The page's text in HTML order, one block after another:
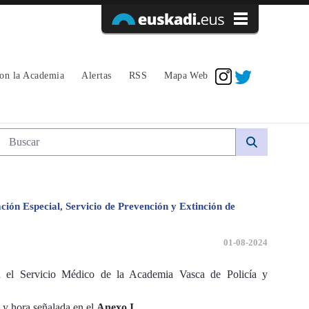
la Academia Alertas RSS Mapa Web
web
Especial, Servicio de Prevención y Extinción de
01-08-2024
el Servicio Médico de la Academia Vasca de Policía y